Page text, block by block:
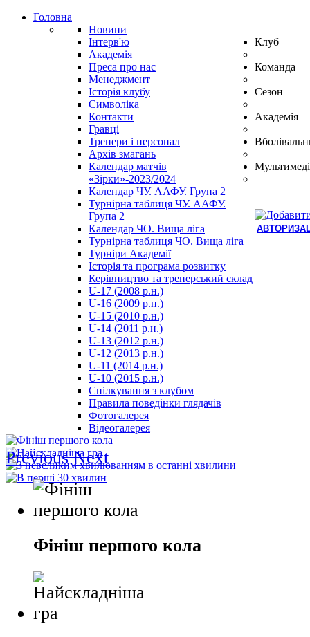
Головна
Новини
Інтерв'ю
Академія
Преса про нас
Клуб
Менеджмент
Історія клубу
Символіка
Контакти
Команда
Гравці
Тренери і персонал
Архів змагань
Сезон
Календар матчів
«Зірки»-2023/2024
Календар ЧУ. ААФУ. Група 2
Турнірна таблиця ЧУ. ААФУ.
Група 2
Календар ЧО. Вища ліга
Турнірна таблиця ЧО. Вища ліга
Академія
Турніри Академії
Історія та програма розвитку
Керівництво та тренерський склад
U-17 (2008 р.н.)
U-16 (2009 р.н.)
U-15 (2010 р.н.)
U-14 (2011 р.н.)
U-13 (2012 р.н.)
U-12 (2013 р.н.)
U-11 (2014 р.н.)
U-10 (2015 р.н.)
Спілкування з клубом
Правила поведінки глядачів
Фотогалерея
Відеогалерея
Previous Next
Фініш першого кола